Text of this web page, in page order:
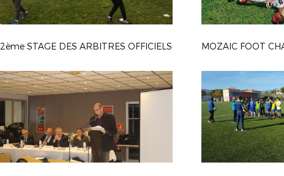
2ème STAGE DES ARBITRES OFFICIELS